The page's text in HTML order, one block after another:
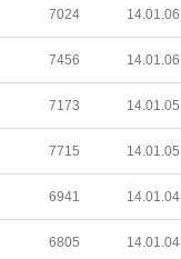
7024 14.01.06
7456 14.01.06
7173 14.01.05
7715 14.01.05
6941 14.01.04
6805 14.01.04